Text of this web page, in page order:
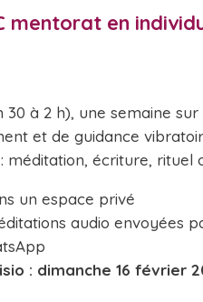
mentorat en
à 2 h), une semaine sur
et de guidance
méditation, écriture, rituel
un espace privé
audio envoyées
: dimanche 16 février